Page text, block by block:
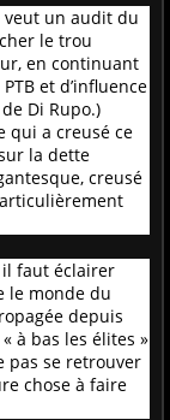
veut un audit du
le trou
en continuant
et d’influence
Di Rupo.)
qui a creusé ce
la dette
creusé
il faut éclairer
le monde du
depuis
à bas les élites »
pas se retrouver
chose à faire